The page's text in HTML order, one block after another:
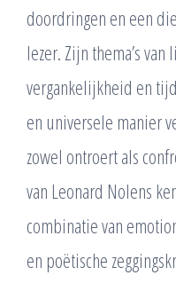
doordringen en een
lezer. Zijn thema’s
vergankelijkheid en
en universele manier
zowel ontroert als
van Leonard Nolens
combinatie van
en poëtische